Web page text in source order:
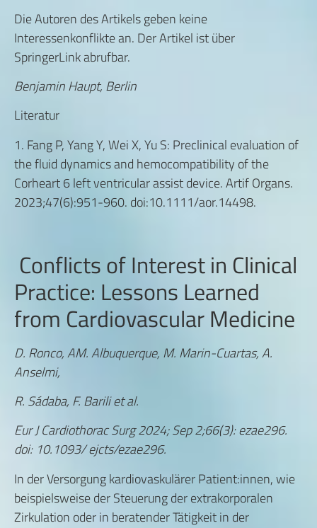
Die Autoren des Artikels geben keine
Interessenkonflikte an. Der Artikel ist über
SpringerLink abrufbar.
Benjamin Haupt, Berlin
Literatur
1. Fang P, Yang Y, Wei X, Yu S: Preclinical evaluation of
the fluid dynamics and hemocompatibility of the
Corheart 6 left ventricular assist device. Artif Organs.
2023;47(6):951-960. doi:10.1111/aor.14498.
Conflicts of Interest in Clinical
Practice: Lessons Learned
from Cardiovascular Medicine
D. Ronco, AM. Albuquerque, M. Marin-Cuartas, A.
Anselmi,
R. Sádaba, F. Barili et al.
Eur J Cardiothorac Surg 2024; Sep 2;66(3): ezae296.
doi: 10.1093/ ejcts/ezae296.
In der Versorgung kardiovaskulärer Patient:innen, wie
beispielsweise der Steuerung der extrakorporalen
Zirkulation oder in beratender Tätigkeit in der